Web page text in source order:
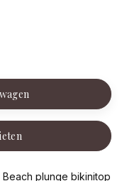
plunge bikinitop